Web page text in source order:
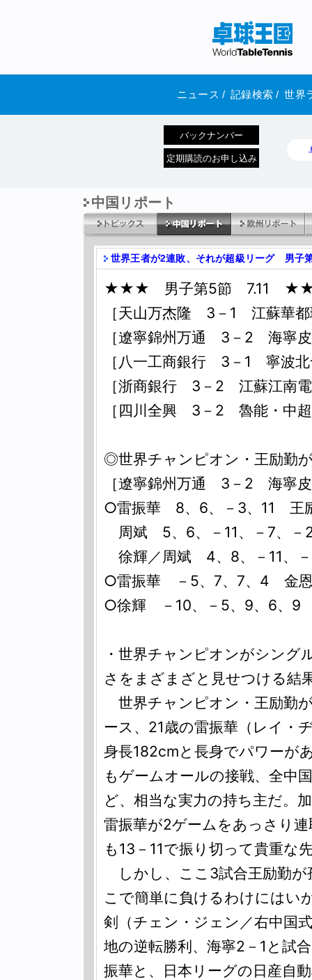
ニュース / 記録検索 / 世界
バックナンバー
定期購読のお申し込み
中国リポート
世界王者が2連敗、それが超級リーグ 男子
★★★ 男子第5節 7.11
［天山万杰隆 3－1 江蘇華都
［遼寧錦州万通 3－2 海寧
［八一工商銀行 3－1 寧波北
［浙商銀行 3－2 江蘇江南
［四川全興 3－2 魯能・中
◎世界チャンピオン・王励勤
［遼寧錦州万通 3－2 海寧
○雷振華 8、6、－3、11 王
周斌 5、6、－11、－7、
徐輝／周斌 4、8、－11、
○雷振華 －5、7、7、4 金
○徐輝 －10、－5、9、6、9
・世界チャンピオンがシング
さをまざまざと見せつける結
世界チャンピオン・王励勤
ース、21歳の雷振華（レイ・
身長182cmと長身でパワーが
もゲームオールの接戦、全中
ど、相当な実力の持ち主だ。
雷振華が2ゲームをあっさり
も13－11で振り切って貴重な
しかし、ここ3試合王励勤が
こで簡単に負けるわけにはい
剣（チェン・ジェン／右中国
地の逆転勝利、海寧2－1と試
振華と、日本リーグの日産自